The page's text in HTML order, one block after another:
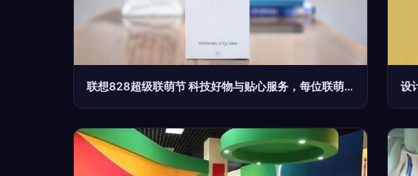
联想828超级联萌节 科技好物与贴心服务，每位联萌都值得拥有